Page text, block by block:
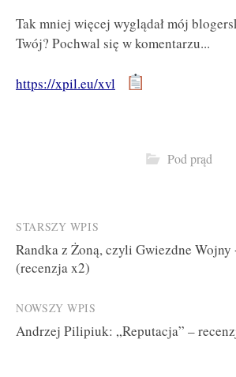
Tak mniej więcej wyglądał mój
Twój? Pochwal się w komentarzu...
https://xpil.eu/xvl
Pod prąd
Post
navigation
STARSZY WPIS
Randka z Żoną, czyli Gwiezdne Wojny
(recenzja x2)
NOWSZY WPIS
Andrzej Pilipiuk: „Reputacja” –